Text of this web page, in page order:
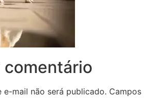
comentário
e-mail não será publicado. Campos